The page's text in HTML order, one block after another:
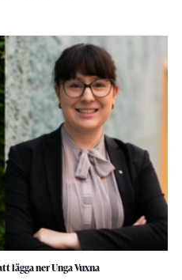
lägga ner Unga Vuxna